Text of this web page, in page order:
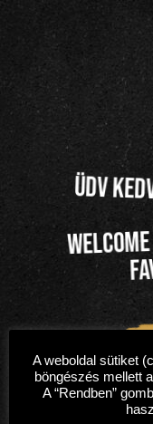
Üdv
A weboldal sütiket
böngészés mellett
A “Rendben”